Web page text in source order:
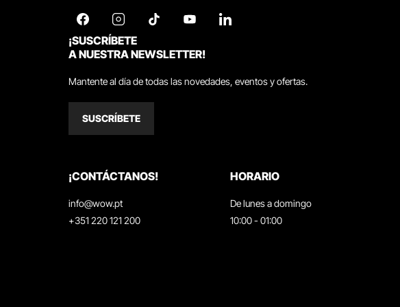
¡SUSCRÍBETE
A NUESTRA NEWSLETTER!
Mantente al día de todas las novedades, eventos y ofertas.
SUSCRÍBETE
¡CONTÁCTANOS!
info@wow.pt
+351 220 121 200
HORARIO
De lunes a domingo
10:00 - 01:00